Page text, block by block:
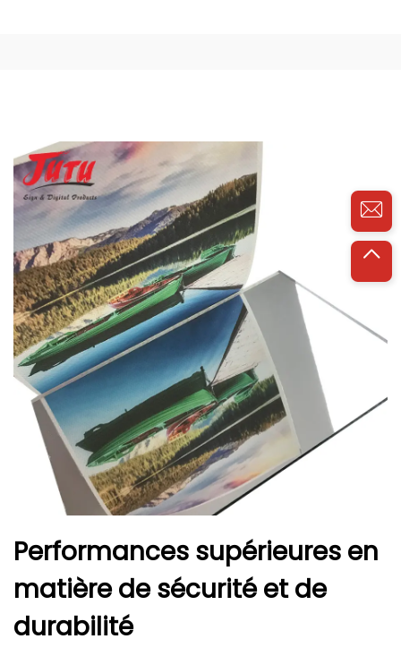
Performances supérieures en
matière de sécurité et de
durabilité